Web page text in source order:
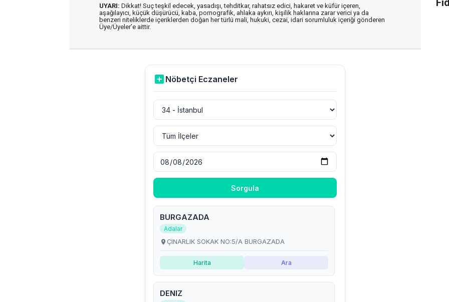
UYARI: Dikkat! Suç teşkil edecek, yasadışı, tehditkar, rahatsız edici, hakaret ve küfür içeren,
aşağılayıcı, küçük düşürücü, kaba, pornografik, ahlaka aykırı, kişilik haklarına zarar verici ya da
benzeri niteliklerde içeriklerden doğan her türlü mali, hukuki, cezai, idari sorumluluk içeriği gönderen
Üye/Üyeler’e aittir.